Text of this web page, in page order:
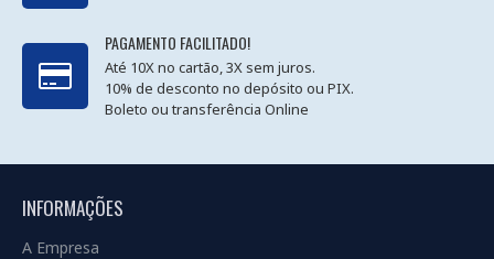
PAGAMENTO FACILITADO!
Até 10X no cartão, 3X sem juros.
10% de desconto no depósito ou PIX.
Boleto ou transferência Online
INFORMAÇÕES
A Empresa